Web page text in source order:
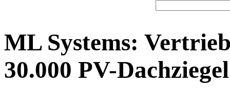
ML Systems:
30.000 PV-Dachziegel